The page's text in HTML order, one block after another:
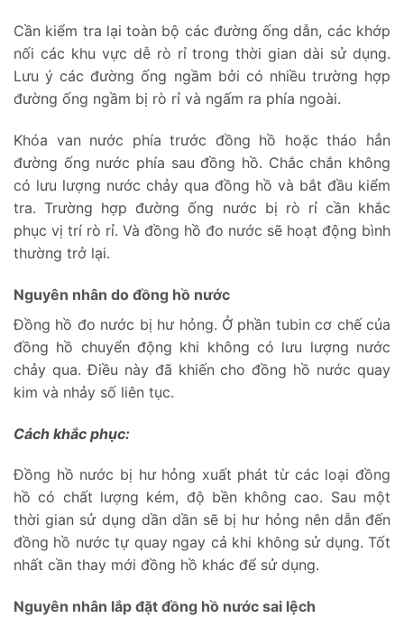
Cần kiểm tra lại toàn bộ các đường ống dẫn, các khớp
nối các khu vực dễ rò rỉ trong thời gian dài sử dụng.
Lưu ý các đường ống ngầm bởi có nhiều trường hợp
đường ống ngầm bị rò rỉ và ngấm ra phía ngoài.
Khóa van nước phía trước đồng hồ hoặc tháo hẳn
đường ống nước phía sau đồng hồ. Chắc chắn không
có lưu lượng nước chảy qua đồng hồ và bắt đầu kiểm
tra. Trường hợp đường ống nước bị rò rỉ cần khắc
phục vị trí rò rỉ. Và đồng hồ đo nước sẽ hoạt động bình
thường trở lại.
Nguyên nhân do đồng hồ nước
Đồng hồ đo nước bị hư hỏng. Ở phần tubin cơ chế của
đồng hồ chuyển động khi không có lưu lượng nước
chảy qua. Điều này đã khiến cho đồng hồ nước quay
kim và nhảy số liên tục.
Cách khắc phục:
Đồng hồ nước bị hư hỏng xuất phát từ các loại đồng
hồ có chất lượng kém, độ bền không cao. Sau một
thời gian sử dụng dần dần sẽ bị hư hỏng nên dẫn đến
đồng hồ nước tự quay ngay cả khi không sử dụng. Tốt
nhất cần thay mới đồng hồ khác để sử dụng.
Nguyên nhân lắp đặt đồng hồ nước sai lệch